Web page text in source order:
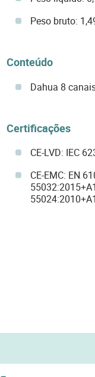
Peso bruto:
Conteúdo
Dahua 8
Certificações
CE-LVD: IEC
CE-EMC: EN